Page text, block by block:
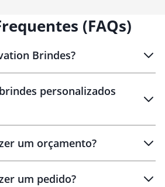
(FAQs)
Brindes?
personalizados
personalizados
um orçamento?
um pedido?